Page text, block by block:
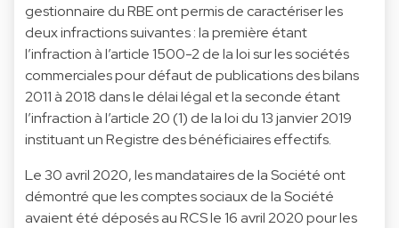
gestionnaire du RBE ont permis de caractériser les
deux infractions suivantes : la première étant
l’infraction à l’article 1500-2 de la loi sur les sociétés
commerciales pour défaut de publications des bilans
2011 à 2018 dans le délai légal et la seconde étant
l’infraction à l’article 20 (1) de la loi du 13 janvier 2019
instituant un Registre des bénéficiaires effectifs.
Le 30 avril 2020, les mandataires de la Société ont
démontré que les comptes sociaux de la Société
avaient été déposés au RCS le 16 avril 2020 pour les